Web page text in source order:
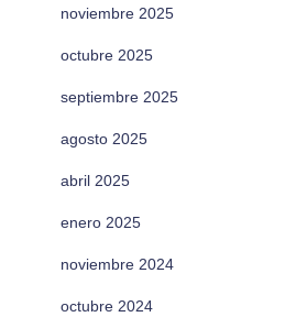
noviembre 2025
octubre 2025
septiembre 2025
agosto 2025
abril 2025
enero 2025
noviembre 2024
octubre 2024